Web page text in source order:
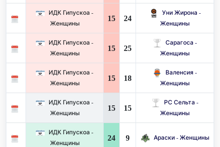
ИДК Гипускоа -
Женщины
15 24
Уни Жирона -
Женщины
ИДК Гипускоа -
Женщины
15 25
Сарагоса -
Женщины
ИДК Гипускоа -
Женщины
15 18
Валенсия -
Женщины
ИДК Гипускоа -
Женщины
15 15
РС Сельта -
Женщины
ИДК Гипускоа -
Женщины
24 9 Араски - Женщины